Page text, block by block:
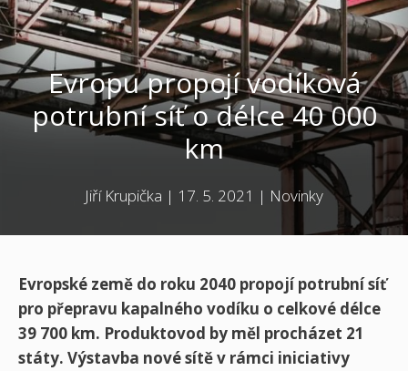
Evropu propojí vodíková
potrubní síť o délce 40 000
km
Jiří Krupička | 17. 5. 2021 | Novinky
Evropské země do roku 2040 propojí potrubní síť
pro přepravu kapalného vodíku o celkové délce
39 700 km. Produktovod by měl procházet 21
státy. Výstavba nové sítě v rámci iniciativy